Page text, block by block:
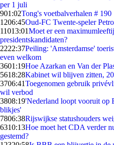
per 1 juli
901:02Tong's voetbalverhalen # 190
1206:45Oud-FC Twente-speler
11013:01Moet er een
presidentskandidaten?
2222:37Peiling: 'Amsterdamse'
even welkom
3601:19Hoe Azarkan en Van der
5618:28Kabinet wil blijven zitten,
3706:41Toegenomen gebruik
wil verbod
3808:19'Nederland loopt vooruit op
blikjes'
7806:38Rijswijkse statushouders
6310:13Hoe moet het CDA verder
gestemd?